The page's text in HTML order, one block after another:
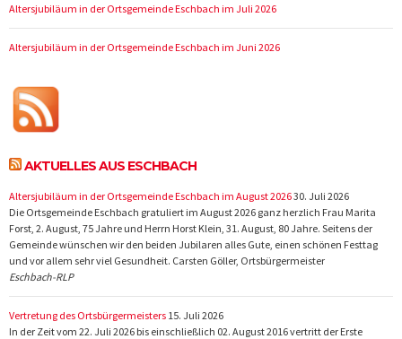
Altersjubiläum in der Ortsgemeinde Eschbach im Juli 2026
Altersjubiläum in der Ortsgemeinde Eschbach im Juni 2026
AKTUELLES AUS ESCHBACH
Altersjubiläum in der Ortsgemeinde Eschbach im August 202630. Juli 2026
Die Ortsgemeinde Eschbach gratuliert im August 2026 ganz herzlich Frau Marita
Forst, 2. August, 75 Jahre und Herrn Horst Klein, 31. August, 80 Jahre. Seitens der
Gemeinde wünschen wir den beiden Jubilaren alles Gute, einen schönen Festtag
und vor allem sehr viel Gesundheit. Carsten Göller, Ortsbürgermeister
Eschbach-RLP
Vertretung des Ortsbürgermeisters 15. Juli 2026
In der Zeit vom 22. Juli 2026 bis einschließlich 02. August 2016 vertritt der Erste